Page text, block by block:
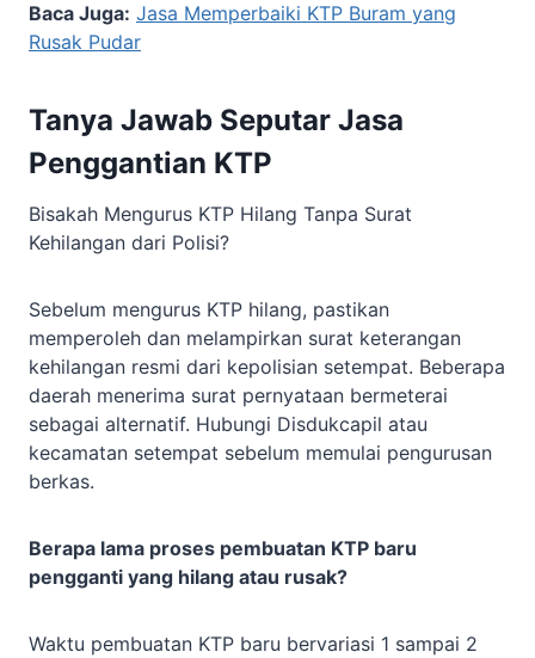
Baca Juga: Jasa Memperbaiki KTP Buram yang
Rusak Pudar
Tanya Jawab Seputar Jasa
Penggantian KTP
Bisakah Mengurus KTP Hilang Tanpa Surat
Kehilangan dari Polisi?
Sebelum mengurus KTP hilang, pastikan
memperoleh dan melampirkan surat keterangan
kehilangan resmi dari kepolisian setempat. Beberapa
daerah menerima surat pernyataan bermeterai
sebagai alternatif. Hubungi Disdukcapil atau
kecamatan setempat sebelum memulai pengurusan
berkas.
Berapa lama proses pembuatan KTP baru
pengganti yang hilang atau rusak?
Waktu pembuatan KTP baru bervariasi 1 sampai 2